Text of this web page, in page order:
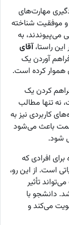
مهارت‌های
موفقیت شناخته
می‌پیوندند، به
راستا،آقای
آوردن یک
هموار کرده است.
فراهم کردن یک
نه تنها مطالب
کاربردی نیز به
باعث می‌شود
شود.
افرادی که
است. از این رو،
تأثیر
دانشجو با
می‌کند و